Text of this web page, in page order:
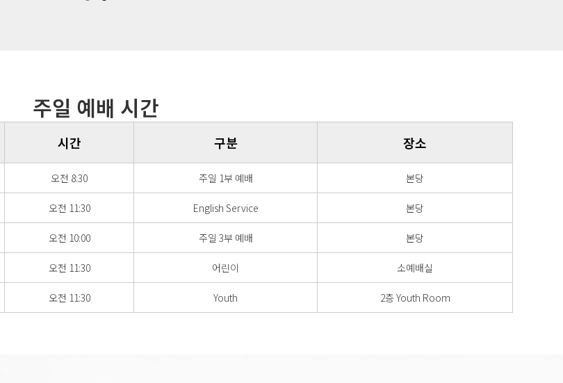
주일 예배 시간
시간 구분 장소
오전 8:30 주일 1부 예배 본당
오전 11:30 English Service 본당
오전 10:00 주일 3부 예배 본당
오전 11:30 어린이 소예배실
오전 11:30 Youth 2층 Youth Room